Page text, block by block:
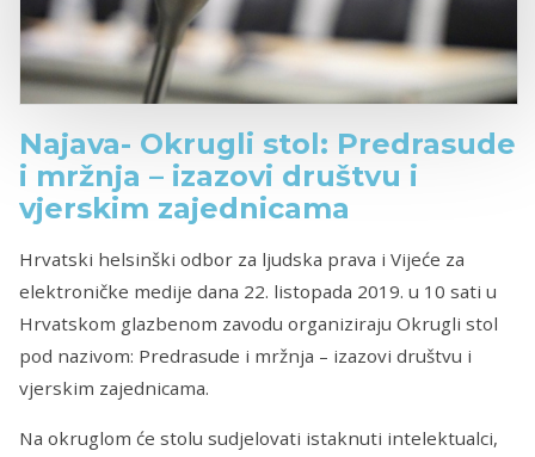
Najava- Okrugli stol: Predrasude
i mržnja – izazovi društvu i
vjerskim zajednicama
Hrvatski helsinški odbor za ljudska prava i Vijeće za
elektroničke medije dana 22. listopada 2019. u 10 sati u
Hrvatskom glazbenom zavodu organiziraju Okrugli stol
pod nazivom: Predrasude i mržnja – izazovi društvu i
vjerskim zajednicama.
Na okruglom će stolu sudjelovati istaknuti intelektualci,